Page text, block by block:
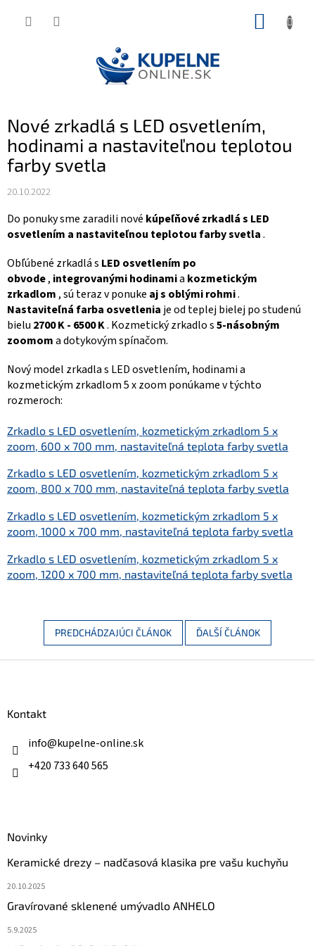
Nové zrkadlá s LED osvetlením,
hodinami a nastaviteľnou teplotou
farby svetla
20.10.2022
Do ponuky sme zaradili nové kúpeľňové zrkadlá s LED
osvetlením a nastaviteľnou teplotou farby svetla.
Obľúbené zrkadlá s LED osvetlením po
obvode, integrovanými hodinamia kozmetickým
zrkadlom , sú teraz v ponuke aj s oblými rohmi.
Nastaviteľná farba osvetlenia je od teplej bielej po studenú
bielu 2700 K - 6500 K. Kozmetický zrkadlo s5-násobným
zoomoma dotykovým spínačom.
Nový model zrkadla s LED osvetlením, hodinami a
kozmetickým zrkadlom 5 x zoom ponúkame v týchto
rozmeroch:
Zrkadlo s LED osvetlením, kozmetickým zrkadlom 5 x
zoom, 600 x 700 mm, nastaviteľná teplota farby svetla
Zrkadlo s LED osvetlením, kozmetickým zrkadlom 5 x
zoom, 800 x 700 mm, nastaviteľná teplota farby svetla
Zrkadlo s LED osvetlením, kozmetickým zrkadlom 5 x
zoom, 1000 x 700 mm, nastaviteľná teplota farby svetla
Zrkadlo s LED osvetlením, kozmetickým zrkadlom 5 x
zoom, 1200 x 700 mm, nastaviteľná teplota farby svetla
PREDCHÁDZAJÚCI ČLÁNOK ĎALŠÍ ČLÁNOK
Kontakt
info@kupelne-online.sk
+420 733 640 565
Novinky
Keramické drezy – nadčasová klasika pre vašu kuchyňu
20.10.2025
Gravírované sklenené umývadlo ANHELO
5.9.2025